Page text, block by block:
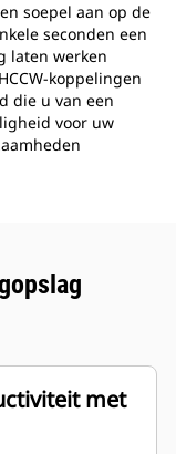
soepel aan op de
seconden een
laten werken
koppelingen
die u van een
voor uw
met